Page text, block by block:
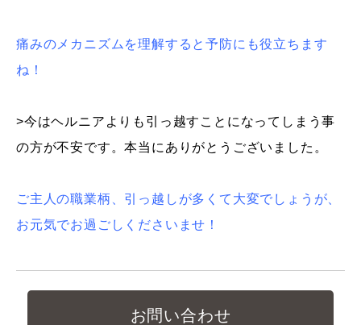
痛みのメカニズムを理解すると予防にも役立ちます
ね！
>今はヘルニアよりも引っ越すことになってしまう事
の方が不安です。本当にありがとうございました。
ご主人の職業柄、引っ越しが多くて大変でしょうが、
お元気でお過ごしくださいませ！
お問い合わせ